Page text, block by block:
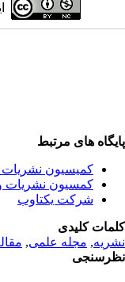
پایگاه های مرتبط
کمیسیون
کمسیون نشریات
شرکت یکتاوب
کلمات کلیدی
نشریه, مجله علمی,
نظرسنجی